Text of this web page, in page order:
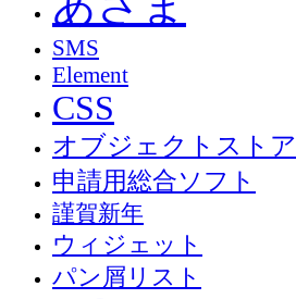
SMS
Element
CSS
オブジェクトストア
申請用総合ソフト
謹賀新年
ウィジェット
パン屑リスト